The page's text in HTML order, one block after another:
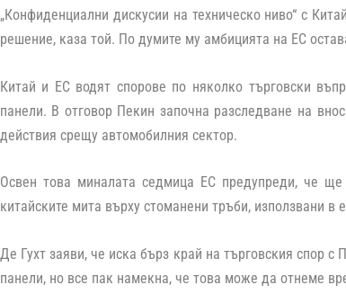
„Конфиденциални дискусии на техническо ниво“ с
решение, каза той. По думите му амбицията на ЕС
Китай и ЕС водят спорове по няколко търговски
панели. В отговор Пекин започна разследване на
действия срещу автомобилния сектор.
Освен това миналата седмица ЕС предупреди, че
китайските мита върху стоманени тръби, използвани в
Де Гухт заяви, че иска бърз край на търговския спор
панели, но все пак намекна, че това може да отнеме